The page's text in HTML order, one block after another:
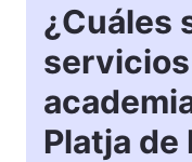
¿Cuáles
Platja de